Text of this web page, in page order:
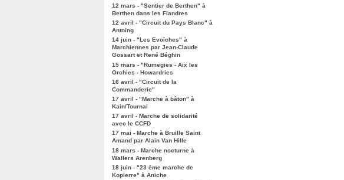
12 mars - "Sentier de Berthen" à
Berthen dans les Flandres
12 avril - "Circuit du Pays Blanc" à
Antoing
14 juin - "Les Evoïches" à
Marchiennes par Jean-Claude
Gossart et René Béghin
15 mars - "Rumegies - Aix les
Orchies - Howardries
16 avril - "Circuit de la
Commanderie"
17 avril - "Marche à bâton" à
Kain/Tournai
17 avril - Marche de solidarité
avec le CCFD
17 mai - Marche à Bruille Saint
Amand par Alain Van Hille
18 mars - Marche nocturne à
Wallers Arenberg
18 juin - "23 ème marche de
Kopierre" à Aniche